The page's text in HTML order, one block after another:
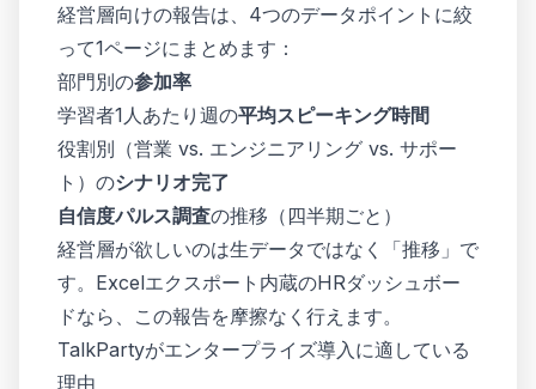
経営層向けの報告は、4つのデータポイントに絞
って1ページにまとめます：
部門別の参加率
学習者1人あたり週の平均スピーキング時間
役割別（営業 vs. エンジニアリング vs. サポー
ト）のシナリオ完了
自信度パルス調査の推移（四半期ごと）
経営層が欲しいのは生データではなく「推移」で
す。Excelエクスポート内蔵のHRダッシュボー
ドなら、この報告を摩擦なく行えます。
TalkPartyがエンタープライズ導入に適している
理由